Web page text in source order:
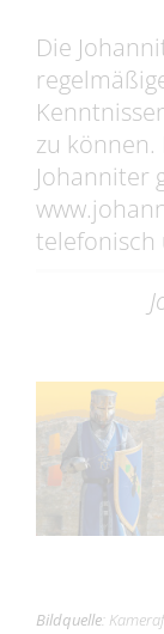
Die
zu können.
Johanniter
telefonisch
Bildquelle: